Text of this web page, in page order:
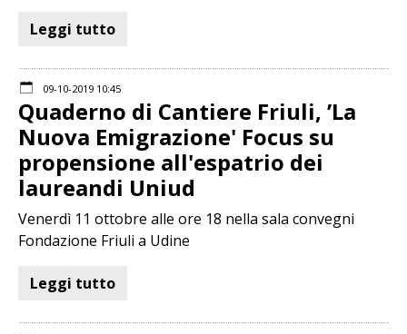
Leggi tutto
09-10-2019 10:45
Quaderno di Cantiere Friuli, ’La
Nuova Emigrazione' Focus su
propensione all'espatrio dei
laureandi Uniud
Venerdì 11 ottobre alle ore 18 nella sala convegni
Fondazione Friuli a Udine
Leggi tutto